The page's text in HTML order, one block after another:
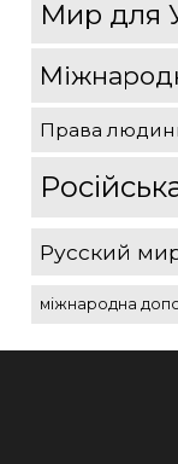
Мир для
Права
Русский
міжнародна